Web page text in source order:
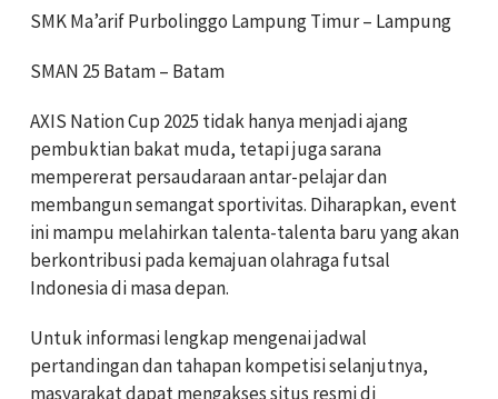
SMK Ma’arif Purbolinggo Lampung Timur – Lampung
SMAN 25 Batam – Batam
AXIS Nation Cup 2025 tidak hanya menjadi ajang
pembuktian bakat muda, tetapi juga sarana
mempererat persaudaraan antar-pelajar dan
membangun semangat sportivitas. Diharapkan, event
ini mampu melahirkan talenta-talenta baru yang akan
berkontribusi pada kemajuan olahraga futsal
Indonesia di masa depan.
Untuk informasi lengkap mengenai jadwal
pertandingan dan tahapan kompetisi selanjutnya,
masyarakat dapat mengakses situs resmi di